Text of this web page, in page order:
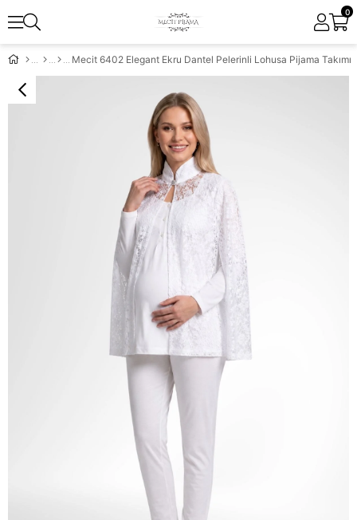
0
Mecit 6402 Elegant Ekru Dantel Pelerinli Lohusa Pijama Takımı